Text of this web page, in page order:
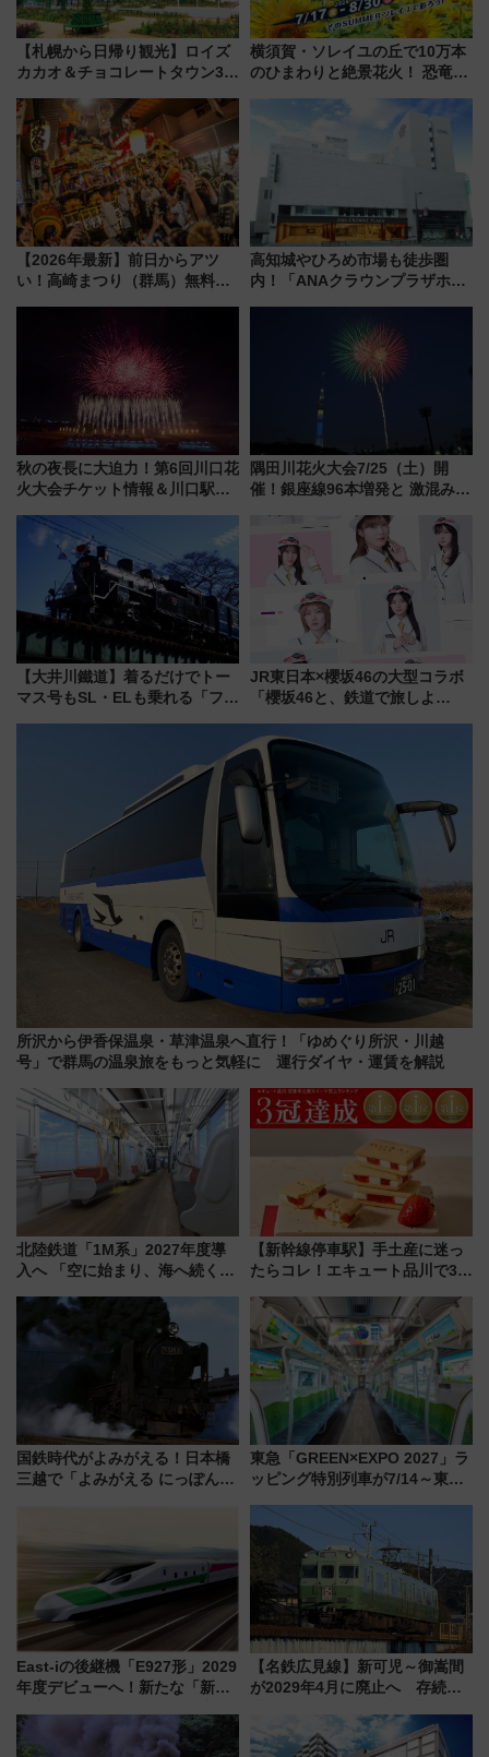
【札幌から日帰り観光】ロイズ
カカオ＆チョコレートタウン3周
詰め放題を開催、ロイズタウン
駅からのアクセスも
横須賀・ソレイユの丘で10万本
のひまわりと絶景花火！ 恐竜や
帰りお出かけ最新情報（2026年
7月17日～開催）
【2026年最新】前日からアツ
い！高崎まつり（群馬）無料観
高知城やひろめ市場も徒歩圏
内！「ANAクラウンプラザホテ
秋の夜長に大迫力！第6回川口花
火大会チケット情報＆川口駅か
隅田川花火大会7/25（土）開
催！銀座線96本増発と 激混みの
アクセス攻略法、2万発の花火が
都心の夜に！
【大井川鐵道】着るだけでトー
マス号もSL・ELも乗れる「フリ
JR東日本×櫻坂46の大型コラボ
「櫻坂46と、鉄道で旅しよ
潟・長野・庄内へ
所沢から伊香保温泉・草津温泉へ直行！「ゆめぐり所沢・川越
号」で群馬の温泉旅をもっと気軽に 運行ダイヤ・運賃を解説
北陸鉄道「1M系」2027年度導
入へ 「空に始まり、海へ続く」
神秘的なデザイン
【新幹線停車駅】手土産に迷っ
たらコレ！エキュート品川で3年
産スイーツとは？
国鉄時代がよみがえる！日本橋
三越で「よみがえる にっぽんの
同時開催！
東急「GREEN×EXPO 2027」ラ
ッピング特別列車が7/14～東
ー！ 注目の編成やデザインまと
East-iの後継機「E927形」2029
年度デビューへ！新たな「新幹
説【JR東日本】
【名鉄広見線】新可児～御嵩間
が2029年4月に廃止へ 存続協